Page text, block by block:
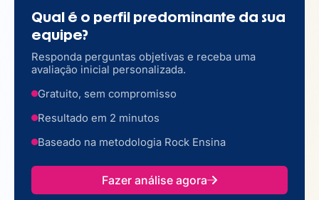
Qual é o perfil predominante da sua
equipe?
Responda perguntas objetivas e receba uma
avaliação inicial personalizada.
Gratuito, sem compromisso
Resultado em 2 minutos
Baseado na metodologia Rock Ensina
Fazer análise agora